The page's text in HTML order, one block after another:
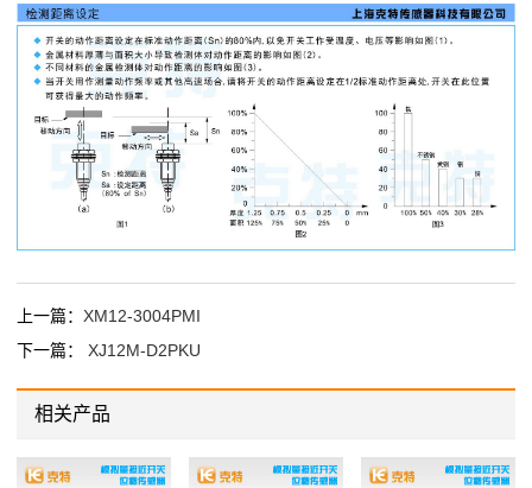
上一篇： XM12-3004PMI
下一篇： XJ12M-D2PKU
相关产品